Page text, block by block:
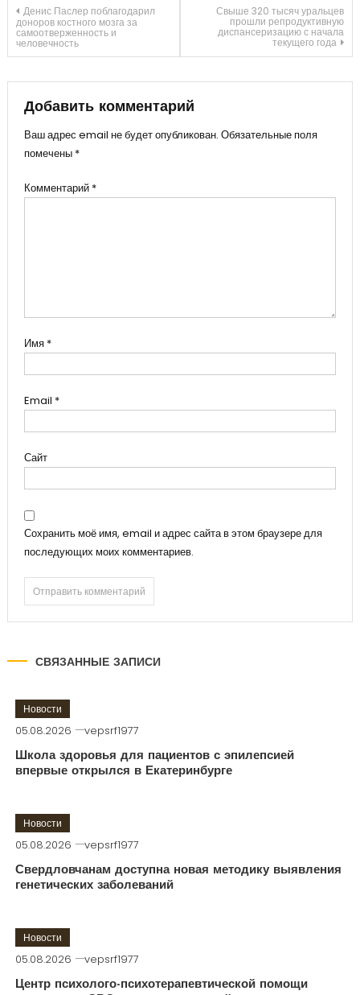
Навигация
по
записям
Денис Паслер поблагодарил
доноров костного мозга за
самоотверженность и
человечность
Свыше 320 тысяч уральцев
прошли репродуктивную
диспансеризацию с начала
текущего года
Добавить комментарий
Ваш адрес email не будет опубликован. Обязательные поля
помечены *
Комментарий *
Имя *
Email *
Сайт
Сохранить моё имя, email и адрес сайта в этом браузере для
последующих моих комментариев.
СВЯЗАННЫЕ ЗАПИСИ
Новости
05.08.2026 vepsrf1977
Школа здоровья для пациентов с эпилепсией
впервые открылся в Екатеринбурге
Новости
05.08.2026 vepsrf1977
Свердловчанам доступна новая методику выявления
генетических заболеваний
Новости
05.08.2026 vepsrf1977
Центр психолого-психотерапевтической помощи